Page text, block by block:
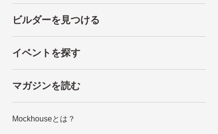
ビルダーを見つける
イベントを探す
マガジンを読む
Mockhouseとは？